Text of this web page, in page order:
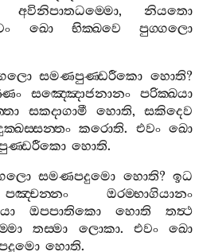
අවිනිපාතධම‍්මො,නියතො
ඛො භික‍්ඛවෙ
පුග‍්ගලො
සමණපුණ‍්ඩරීකො හොති?
සඤ‍්ඤොජනානං
පරික‍්ඛයා
සකදාගාමී හොති, සකිදෙව
කරොති. එවං ඛො
හොති.
සමණපදුමො හොති?ඉධ
පඤ‍්චන‍්නං
ඔරම‍්භාගියානං
ඔපපාතිකො හොති
තත්‍ථ
තස‍්මා ලොකා. එවං
ඛො
හොති.